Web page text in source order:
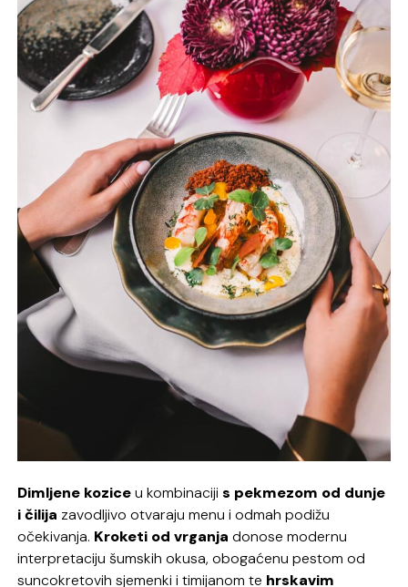
Dimljene koziceu kombinacijis pekmezom od dunje
i čilija zavodljivo otvaraju menu i odmah podižu
očekivanja. Kroketi od vrganja donose modernu
interpretaciju šumskih okusa, obogaćenu pestom od
suncokretovih sjemenki i timijanom te hrskavim